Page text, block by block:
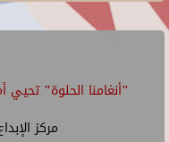
"أنغامنا الحلوة"
مركز